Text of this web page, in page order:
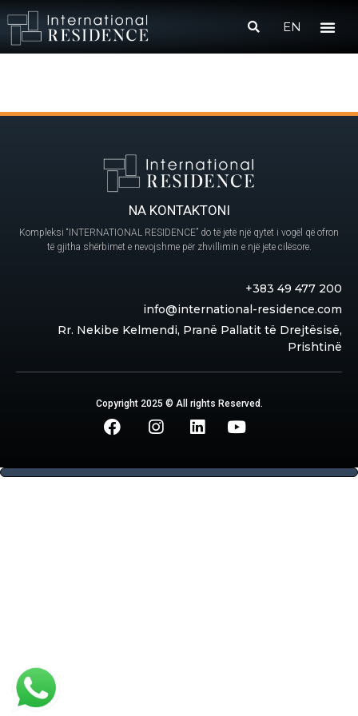
EN
NA KONTAKTONI
Kompleksi “INTERNATIONAL RESIDENCE” do të jetë një qytet i vogël që ofron
të gjitha shërbimet e nevojshme për zhvillimin e një jete cilësore.
+383 49 477 200
info@international-residence.com
Rr. Nekibe Kelmendi, Pranë Pallatit të Drejtësisë,
Prishtinë
Copyright 2025 © All rights Reserved.